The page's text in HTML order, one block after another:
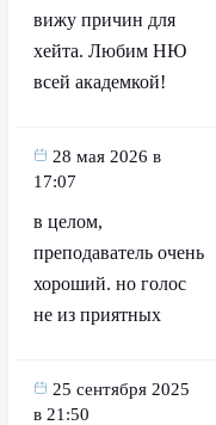
вижу причин для
хейта. Любим НЮ
всей академкой!
28 мая 2026 в
17:07
в целом,
преподаватель очень
хороший. но голос
не из приятных
25 сентября 2025
в 21:50